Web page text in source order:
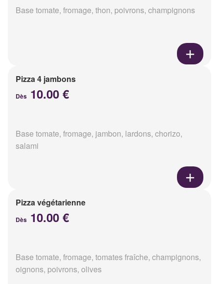
Base tomate, fromage, thon, poivrons, champignons
Pizza 4 jambons
Dès 10.00 €
Base tomate, fromage, jambon, lardons, chorizo,
salami
Pizza végétarienne
Dès 10.00 €
Base tomate, fromage, tomates fraîche, champignons,
oignons, poivrons, olives